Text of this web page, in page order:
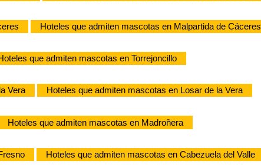
Hoteles que admiten mascotas en Malpartida de Cáceres
que admiten mascotas en Torrejoncillo
Vera Hoteles que admiten mascotas en Losar de la Vera
Hoteles que admiten mascotas en Madroñera
Hoteles que admiten mascotas en Cabezuela del Valle